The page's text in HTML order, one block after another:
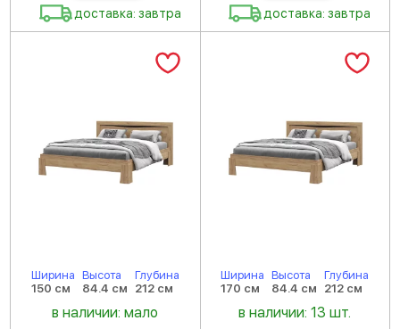
доставка: завтра доставка: завтра
Ширина
150 см
Высота
84.4 см
Глубина
212 см
в наличии: мало
Ширина
170 см
Высота
84.4 см
Глубина
212 см
в наличии: 13 шт.